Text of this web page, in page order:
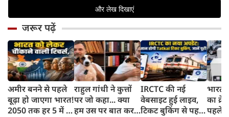
जरूर पढ़ें
अमीर बनने से पहले
बूढ़ा हो जाएगा भारत!
2050 तक हर 5 में 1
राहुल गांधी ने कुत्तों
पर जो कहा... क्या
हम उस पर बात कर
IRCTC की नई
वेबसाइट हुई लाइव,
टिकट बुकिंग से पहले
भारत
का
पहले